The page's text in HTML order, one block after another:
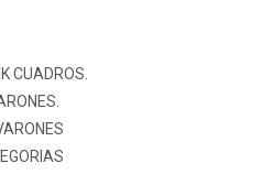
CUADROS.